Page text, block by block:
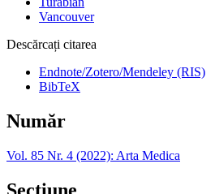
Vancouver
Descărcați citarea
Endnote/Zotero/Mendeley (RIS)
BibTeX
Număr
Vol. 85 Nr. 4 (2022): Arta Medica
Secțiune